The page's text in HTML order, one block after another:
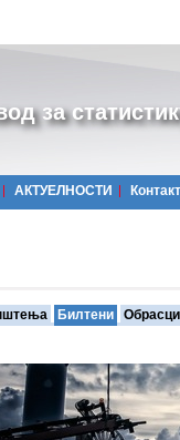
за
АКТУЕЛНОСТИ Контакт
Билтени Обрасци